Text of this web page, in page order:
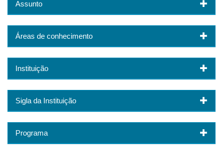
Assunto
Áreas de conhecimento
Instituição
Sigla da Instituição
Programa